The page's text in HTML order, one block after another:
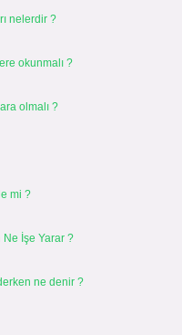
nelerdir ?
okunmalı ?
olmalı ?
mi ?
İşe Yarar ?
ne denir ?